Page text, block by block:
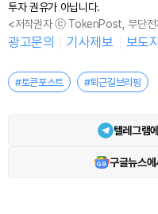
투자 권유가 아닙니다.
<저작권자 ⓒ TokenPost, 무단전
광고문의 기사제보 보도
#토큰포스트 #퇴근길브리핑
텔레그램
구글뉴스에